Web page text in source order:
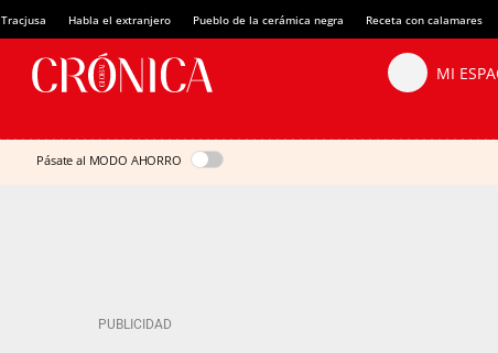
Tracjusa Habla el extranjero Pueblo de la cerámica negra Receta con calamares
Pásate al MODO AHORRO